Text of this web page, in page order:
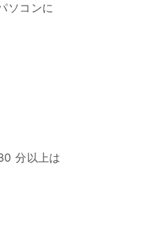
ソコンに
分以上は